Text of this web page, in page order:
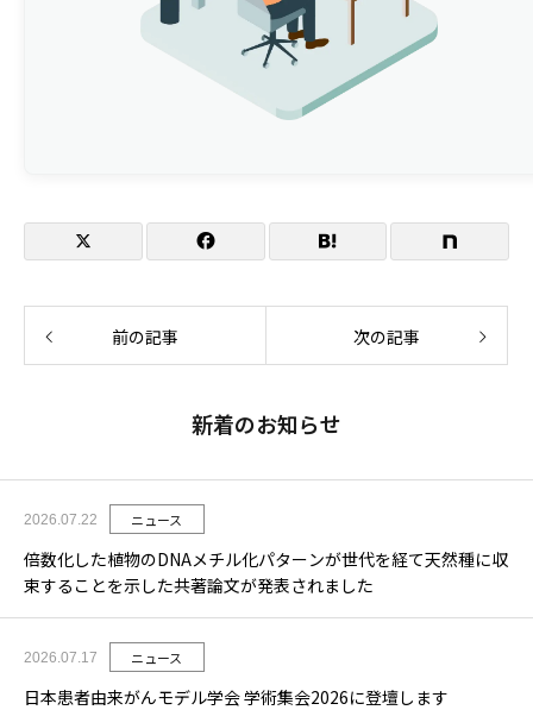
前の記事 次の記事
新着のお知らせ
2026.07.22 ニュース
倍数化した植物のDNAメチル化パターンが世代を経て天然種に収
束することを示した共著論文が発表されました
2026.07.17 ニュース
日本患者由来がんモデル学会 学術集会2026に登壇します
登壇セッション概要